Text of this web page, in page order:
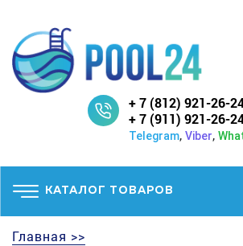
+ 7 (812) 921-26-
+ 7 (911) 921-26-
Telegram, Viber,
КАТАЛОГ ТОВАРОВ
Главная >>